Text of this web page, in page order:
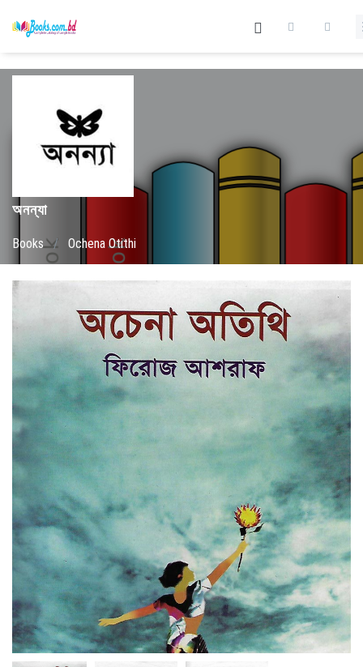
অনন্যা
Books / Ochena Otithi